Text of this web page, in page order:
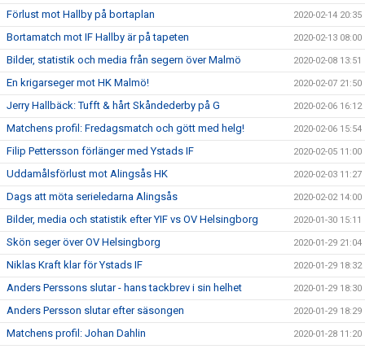
Förlust mot Hallby på bortaplan 2020-02-14 20:35
Bortamatch mot IF Hallby är på tapeten 2020-02-13 08:00
Bilder, statistik och media från segern över Malmö 2020-02-08 13:51
En krigarseger mot HK Malmö! 2020-02-07 21:50
Jerry Hallbäck: Tufft & hårt Skåndederby på G 2020-02-06 16:12
Matchens profil: Fredagsmatch och gött med helg! 2020-02-06 15:54
Filip Pettersson förlänger med Ystads IF 2020-02-05 11:00
Uddamålsförlust mot Alingsås HK 2020-02-03 11:27
Dags att möta serieledarna Alingsås 2020-02-02 14:00
Bilder, media och statistik efter YIF vs OV Helsingborg 2020-01-30 15:11
Skön seger över OV Helsingborg 2020-01-29 21:04
Niklas Kraft klar för Ystads IF 2020-01-29 18:32
Anders Perssons slutar - hans tackbrev i sin helhet 2020-01-29 18:30
Anders Persson slutar efter säsongen 2020-01-29 18:29
Matchens profil: Johan Dahlin 2020-01-28 11:20